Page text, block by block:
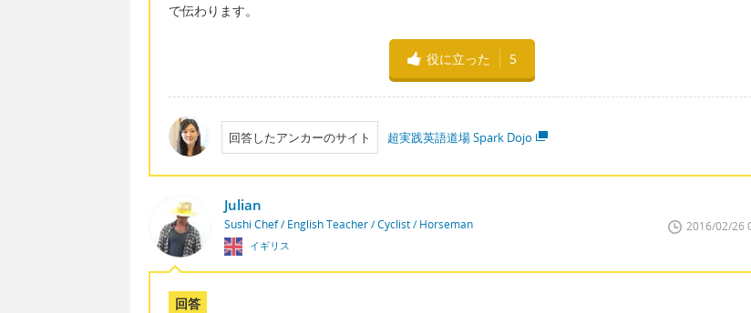
で伝わります。
役に立った 5
回答したアンカーのサイト 超実践英語道場 Spark Dojo
Julian
Sushi Chef / English Teacher / Cyclist / Horseman
イギリス
2016/02/26
回答